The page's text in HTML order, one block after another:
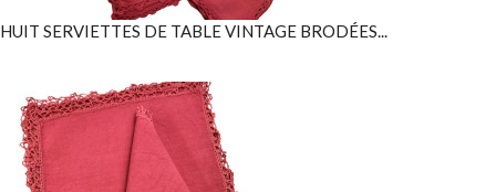
HUIT SERVIETTES DE TABLE VINTAGE BRODÉES...